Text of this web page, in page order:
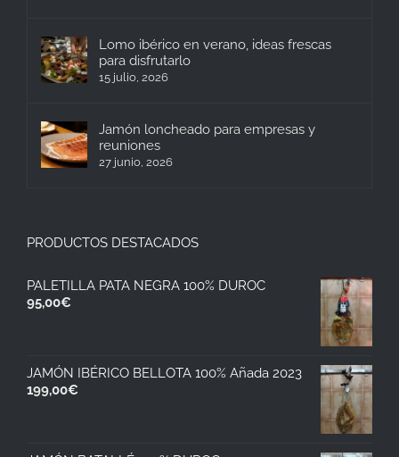
Lomo ibérico en verano, ideas frescas
para disfrutarlo
15 julio, 2026
Jamón loncheado para empresas y
reuniones
27 junio, 2026
PRODUCTOS DESTACADOS
PALETILLA PATA NEGRA 100% DUROC
95,00€
JAMÓN IBÉRICO BELLOTA 100% Añada 2023
199,00€